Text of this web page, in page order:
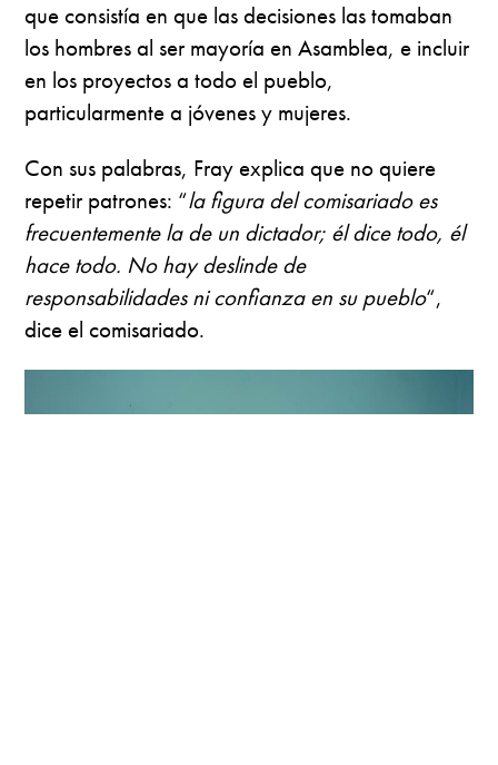
que consistía en que las decisiones las tomaban
los hombres al ser mayoría en Asamblea, e incluir
en los proyectos a todo el pueblo,
particularmente a jóvenes y mujeres.
Con sus palabras, Fray explica que no quiere
repetir patrones: “la figura del comisariado es
frecuentemente la de un dictador; él dice todo, él
hace todo. No hay deslinde de
responsabilidades ni confianza en su pueblo“,
dice el comisariado.